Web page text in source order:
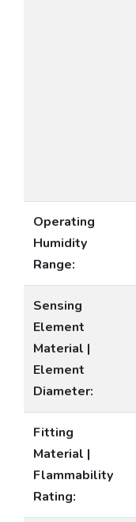
Operating
Humidity
Range:
Sensing
Element
Material |
Element
Diameter:
Fitting
Material |
Flammability
Rating: